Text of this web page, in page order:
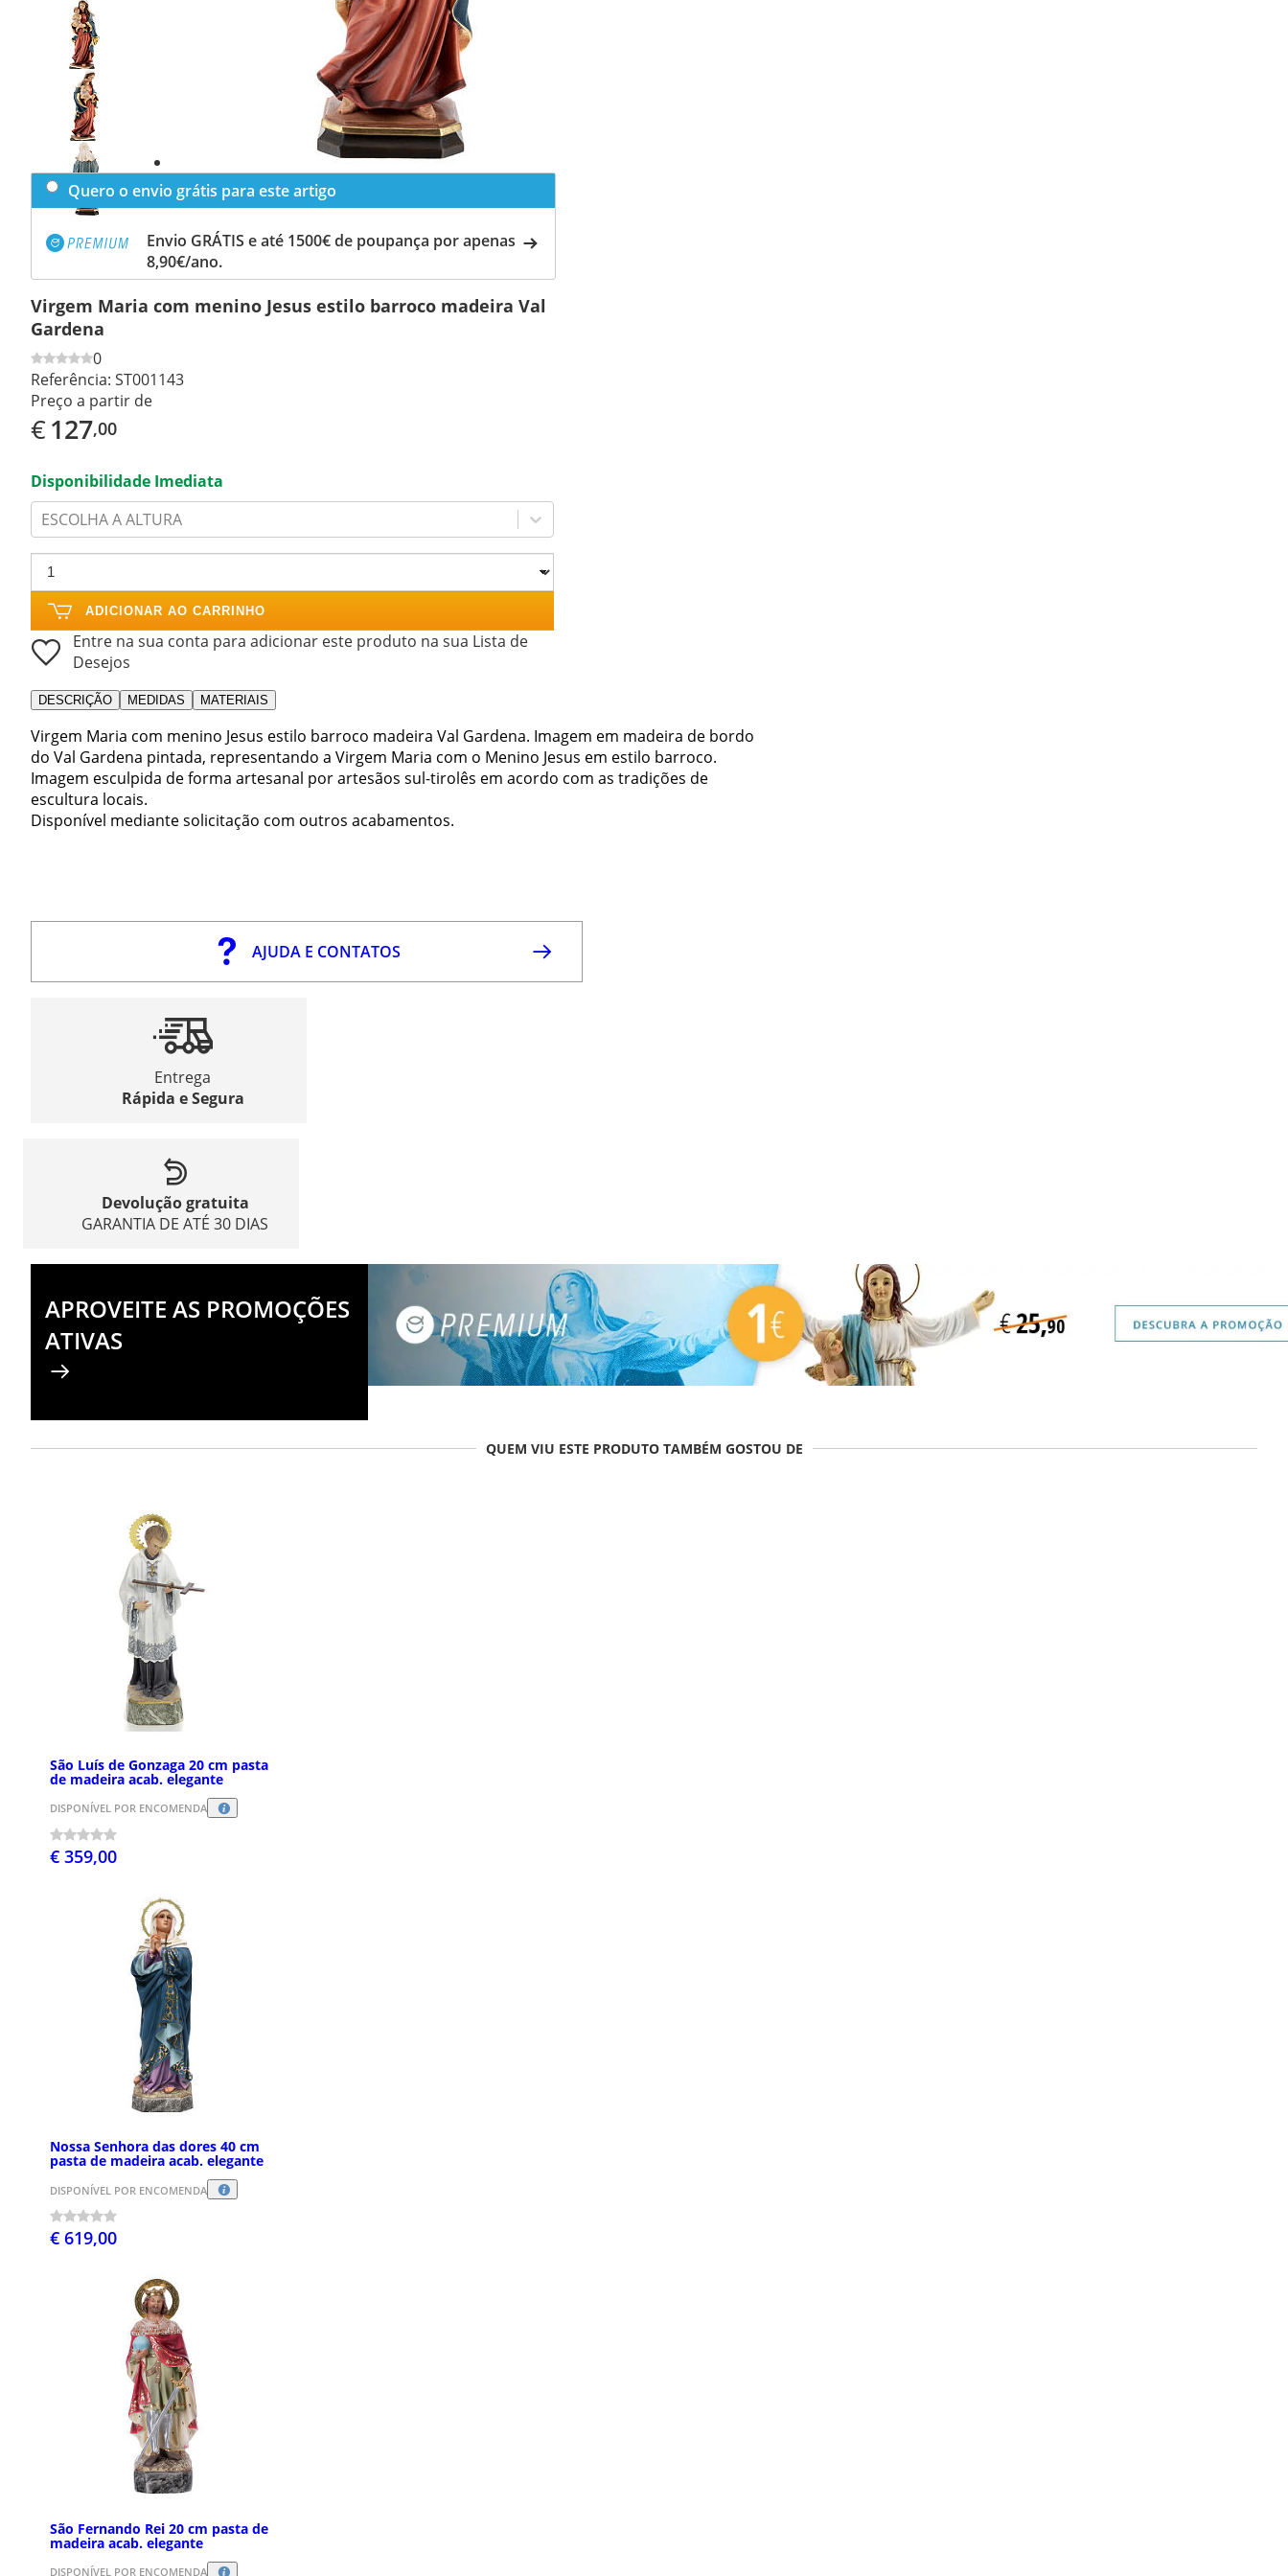
Previous
slide
Next
slide
Quero o envio grátis para este artigo
Envio GRÁTIS e até 1500€ de poupança por apenas
8,90€/ano.
Virgem Maria com menino Jesus estilo barroco madeira Val
Gardena
0
Referência: ST001143
Preço a partir de
€127,00
Disponibilidade Imediata
ESCOLHA A ALTURA
ADICIONAR AO CARRINHO
Entre na sua conta para adicionar este produto na sua Lista de
Desejos
DESCRIÇÃO MEDIDAS MATERIAIS
Virgem Maria com menino Jesus estilo barroco madeira Val Gardena. Imagem em madeira de bordo
do Val Gardena pintada, representando a Virgem Maria com o Menino Jesus em estilo barroco.
Imagem esculpida de forma artesanal por artesãos sul-tirolês em acordo com as tradições de
escultura locais.
Disponível mediante solicitação com outros acabamentos.
AJUDA E CONTATOS
Entrega
Rápida e Segura
Devolução gratuita
GARANTIA DE ATÉ 30 DIAS
APROVEITE AS PROMOÇÕES
ATIVAS
QUEM VIU ESTE PRODUTO TAMBÉM GOSTOU DE
São Luís de Gonzaga 20 cm pasta
de madeira acab. elegante
DISPONÍVEL POR ENCOMENDA
€ 359,00
Nossa Senhora das dores 40 cm
pasta de madeira acab. elegante
DISPONÍVEL POR ENCOMENDA
€ 619,00
São Fernando Rei 20 cm pasta de
madeira acab. elegante
DISPONÍVEL POR ENCOMENDA